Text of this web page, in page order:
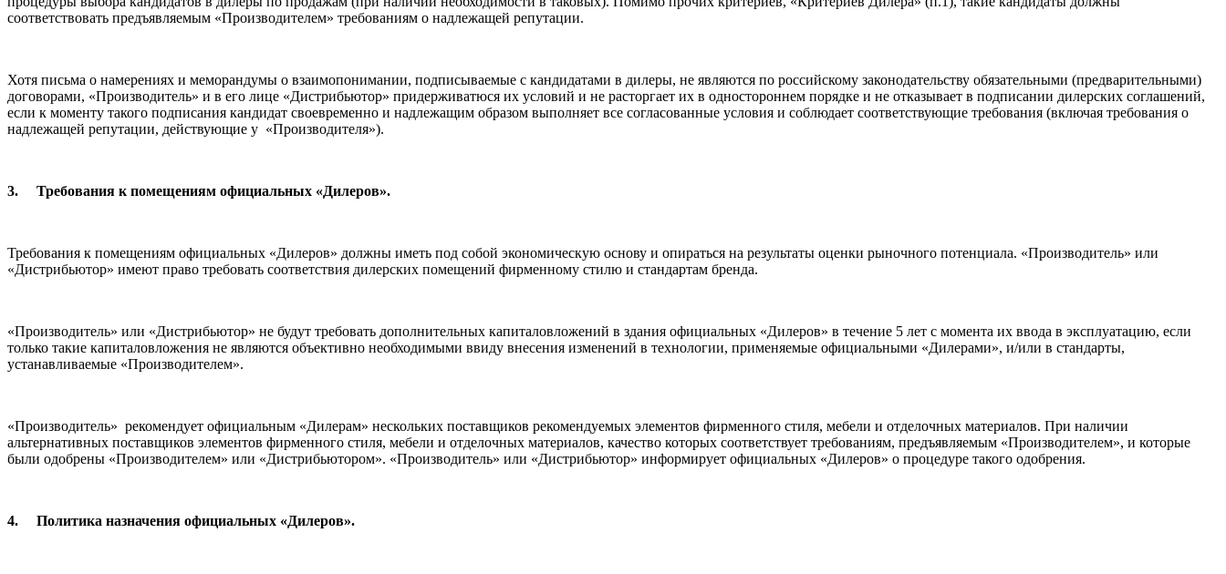
соответствовать предъявляемым «Производителем» требованиям о надлежащей репутации.
Хотя письма о намерениях и меморандумы о взаимопонимании, подписываемые с кандидатами в дилеры, не являются по российскому законодательству обязательными (предварительными)
договорами, «Производитель» и в его лице «Дистрибьютор» придерживатюся их условий и не расторгает их в одностороннем порядке и не отказывает в подписании дилерских соглашений,
если к моменту такого подписания кандидат своевременно и надлежащим образом выполняет все согласованные условия и соблюдает соответствующие требования (включая требования о
надлежащей репутации, действующие у «Производителя»).
3. Требования к помещениям официальных «Дилеров».
Требования к помещениям официальных «Дилеров» должны иметь под собой экономическую основу и опираться на результаты оценки рыночного потенциала. «Производитель» или
«Дистрибьютор» имеют право требовать соответствия дилерских помещений фирменному стилю и стандартам бренда.
«Производитель» или «Дистрибьютор» не будут требовать дополнительных капиталовложений в здания официальных «Дилеров» в течение 5 лет с момента их ввода в эксплуатацию, если
только такие капиталовложения не являются объективно необходимыми ввиду внесения изменений в технологии, применяемые официальными «Дилерами», и/или в стандарты,
устанавливаемые «Производителем».
«Производитель» рекомендует официальным «Дилерам» нескольких поставщиков рекомендуемых элементов фирменного стиля, мебели и отделочных материалов. При наличии
альтернативных поставщиков элементов фирменного стиля, мебели и отделочных материалов, качество которых соответствует требованиям, предъявляемым «Производителем», и которые
были одобрены «Производителем» или «Дистрибьютором». «Производитель» или «Дистрибьютор» информирует официальных «Дилеров» о процедуре такого одобрения.
4. Политика назначения официальных «Дилеров».